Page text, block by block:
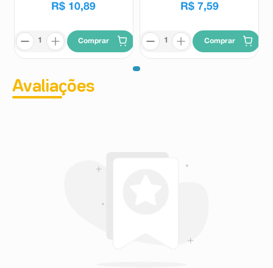
R$ 10,89
Comprar
R$ 7,59
Comprar
Avaliações